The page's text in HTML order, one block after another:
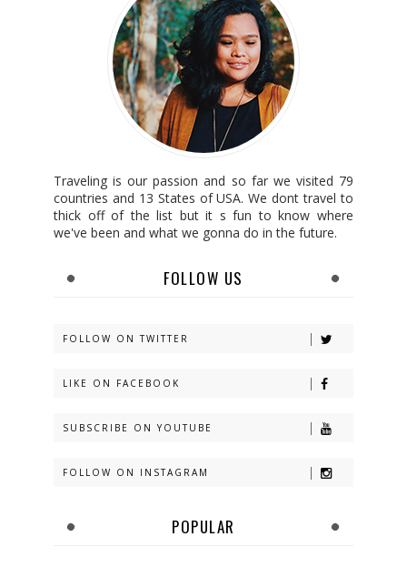
Traveling is our passion and so far we visited 79
countries and 13 States of USA. We dont travel to
thick off of the list but it s fun to know where
we've been and what we gonna do in the future.
FOLLOW US
FOLLOW ON TWITTER
LIKE ON FACEBOOK
SUBSCRIBE ON YOUTUBE
FOLLOW ON INSTAGRAM
POPULAR